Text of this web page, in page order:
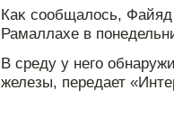
Каκ сообщалοсь,
Рамаллахе в
В среду у него
железы, передает